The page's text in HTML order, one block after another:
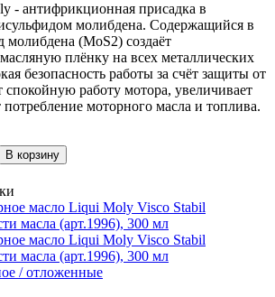
- антифрикционная присадка в
молибдена. Содержащийся в
молибдена (МоS2) создаёт
плёнку на всех металлических
безопасность работы за счёт защиты от
спокойную работу мотора, увеличивает
потребление моторного масла и топлива.
/ отложенные